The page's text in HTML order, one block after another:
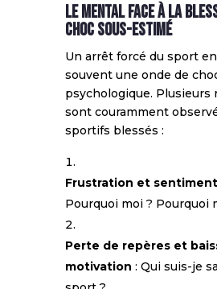
Le mental face à la
choc sous-estimé
Un arrêt forcé du sport
souvent une onde de
psychologique. Plusieurs
sont couramment
sportifs blessés :
Frustration et
Pourquoi moi ? Pourquoi
Perte de repères et
motivation : Qui suis-je